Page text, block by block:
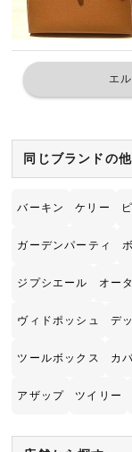
エ
同じブランドの
バーキン ケリー
ガーデンパーティ
ジプシエール オー
ヴィドポッシュ デ
ツールボックス カ
アザップ ツイリー